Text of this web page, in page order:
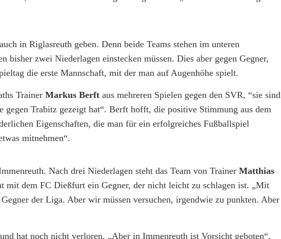
in Riglasreuth geben. Denn beide Teams stehen im unteren
bisher zwei Niederlagen einstecken müssen. Dies aber gegen Gegner,
die erste Mannschaft, mit der man auf Augenhöhe spielt.
Trainer Markus Berft aus mehreren Spielen gegen den SVR, “sie sind
Trabitz gezeigt hat“. Berft hofft, die positive Stimmung aus dem
Eigenschaften, die man für ein erfolgreiches Fußballspiel
mitnehmen“.
Nach drei Niederlagen steht das Team von Trainer Matthias
mit dem FC Dießfurt ein Gegner, der nicht leicht zu schlagen ist. „Mit
der Liga. Aber wir müssen versuchen, irgendwie zu punkten. Aber
hat noch nicht verloren. „Aber in Immenreuth ist Vorsicht geboten“,